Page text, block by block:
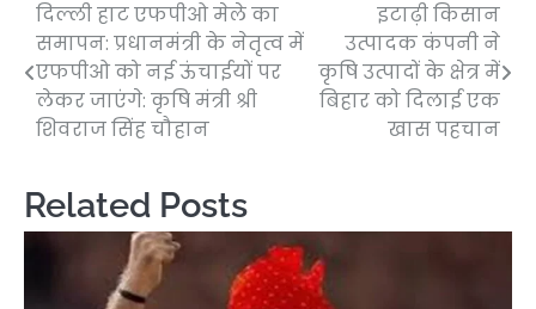
Post
navigation
दिल्ली हाट एफपीओ मेले का
समापन: प्रधानमंत्री के नेतृत्व में
एफपीओ को नई ऊंचाईयों पर
लेकर जाएंगे: कृषि मंत्री श्री
शिवराज सिंह चौहान
इटाढ़ी किसान
उत्पादक कंपनी ने
कृषि उत्पादों के क्षेत्र में
बिहार को दिलाई एक
खास पहचान
Related Posts